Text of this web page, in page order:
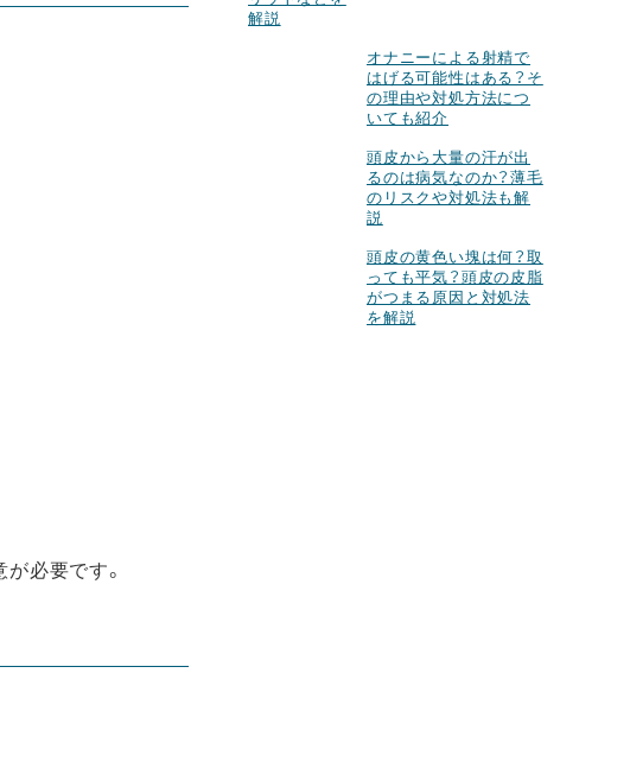
必要です。
オナニーによる射精で
はげる可能性はある？そ
の理由や対処方法につ
いても紹介
頭皮から大量の汗が出
るのは病気なのか？薄毛
のリスクや対処法も解
説
頭皮の黄色い塊は何？取
っても平気？頭皮の皮脂
がつまる原因と対処法
を解説